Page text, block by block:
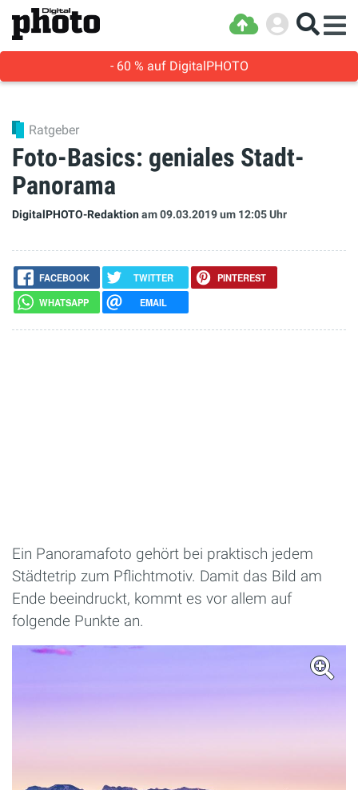
- 60 % auf DigitalPHOTO
Ratgeber
Foto-Basics: geniales Stadt-
Panorama
DigitalPHOTO-Redaktionam 09.03.2019um 12:05 Uhr
FACEBOOK TWITTER
PINTEREST
WHATSAPP
EMAIL
Ein Panoramafoto gehört bei praktisch jedem
Städtetrip zum Pflichtmotiv. Damit das Bild am
Ende beeindruckt, kommt es vor allem auf
folgende Punkte an.